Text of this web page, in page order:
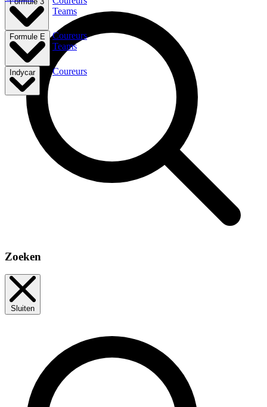
Teams
Formule E
Coureurs
Teams
Indycar Coureurs
Zoeken
Sluiten